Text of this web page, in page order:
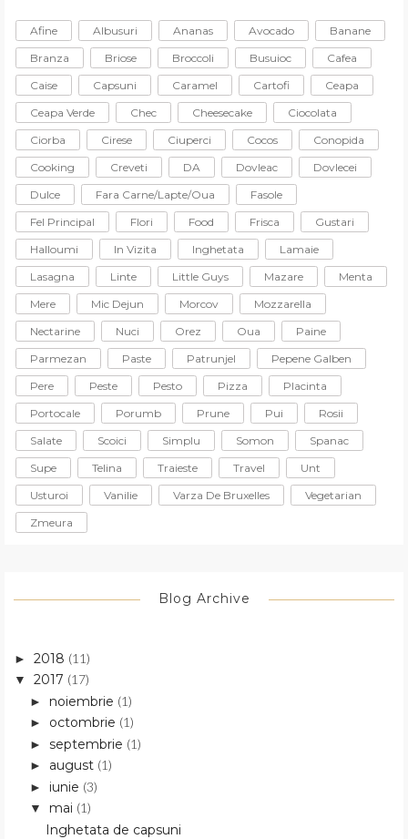
Afine Albusuri Ananas Avocado
Banane
Branza
Briose Broccoli Busuioc
Cafea
Caise
Capsuni Caramel Cartofi
Ceapa
Ceapa Verde
Chec Cheesecake
Ciocolata
Ciorba
Cirese Ciuperci Cocos
Conopida
Cooking
Creveti DA Dovleac
Dovlecei
Dulce
Fara Carne/lapte/oua
Fasole
Fel Principal
Flori Food Frisca
Gustari
Halloumi
In Vizita Inghetata
Lamaie
Lasagna
Linte Little Guys Mazare
Menta
Mere
Mic Dejun Morcov
Mozzarella
Nectarine
Nuci Orez Oua
Paine
Parmezan
Paste Patrunjel
Pepene Galben
Pere
Peste Pesto Pizza
Placinta
Portocale
Porumb Prune Pui
Rosii
Salate
Scoici Simplu Somon
Spanac
Supe
Telina Traieste Travel
Unt
Usturoi
Vanilie Varza De Bruxelles
Vegetarian
Zmeura
Blog Archive
► 2018 (11)
▼ 2017 (17)
► noiembrie (1)
► octombrie (1)
► septembrie (1)
► august (1)
► iunie (3)
▼ mai (1)
Inghetata de capsuni